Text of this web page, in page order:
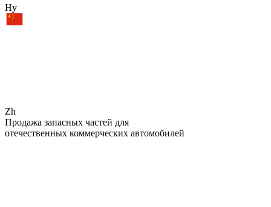
Hy
Zh
Продажа запасных частей для
отечественных коммерческих автомобилей